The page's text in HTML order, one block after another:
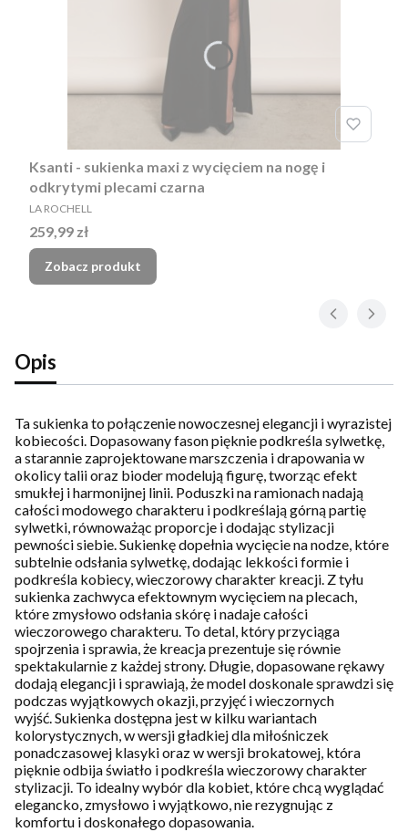
Ksanti - sukienka maxi z wycięciem na nogę i
odkrytymi plecami czarna
PRODUCENT
LA ROCHELL
Cena
259,99 zł
Zobacz produkt
Opis
Ta sukienka to połączenie nowoczesnej elegancji i wyrazistej
kobiecości. Dopasowany fason pięknie podkreśla sylwetkę,
a starannie zaprojektowane marszczenia i drapowania w
okolicy talii oraz bioder modelują figurę, tworząc efekt
smukłej i harmonijnej linii. Poduszki na ramionach nadają
całości modowego charakteru i podkreślają górną partię
sylwetki, równoważąc proporcje i dodając stylizacji
pewności siebie. Sukienkę dopełnia wycięcie na nodze, które
subtelnie odsłania sylwetkę, dodając lekkości formie i
podkreśla kobiecy, wieczorowy charakter kreacji. Z tyłu
sukienka zachwyca efektownym wycięciem na plecach,
które zmysłowo odsłania skórę i nadaje całości
wieczorowego charakteru. To detal, który przyciąga
spojrzenia i sprawia, że kreacja prezentuje się równie
spektakularnie z każdej strony. Długie, dopasowane rękawy
dodają elegancji i sprawiają, że model doskonale sprawdzi się
podczas wyjątkowych okazji, przyjęć i wieczornych
wyjść. Sukienka dostępna jest w kilku wariantach
kolorystycznych, w wersji gładkiej dla miłośniczek
ponadczasowej klasyki oraz w wersji brokatowej, która
pięknie odbija światło i podkreśla wieczorowy charakter
stylizacji. To idealny wybór dla kobiet, które chcą wyglądać
elegancko, zmysłowo i wyjątkowo, nie rezygnując z
komfortu i doskonałego dopasowania.